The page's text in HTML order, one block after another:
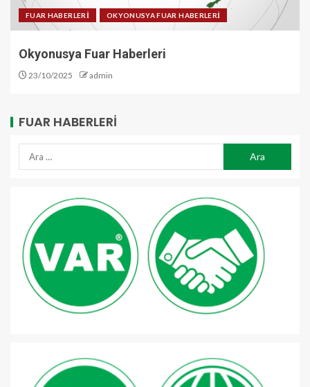
FUAR HABERLERİ OKYONUSYA FUAR HABERLERİ
Okyonusya Fuar Haberleri
23/10/2025 admin
FUAR HABERLERI